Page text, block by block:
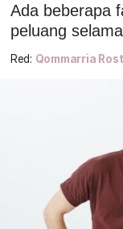
Ada beberapa
peluang
Red: Qommarria